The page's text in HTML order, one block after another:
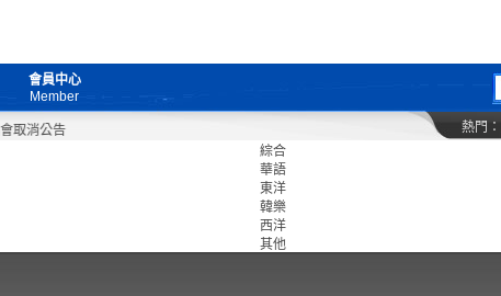
會員中心
Member
熱門：
綜合
華語
東洋
韓樂
西洋
其他